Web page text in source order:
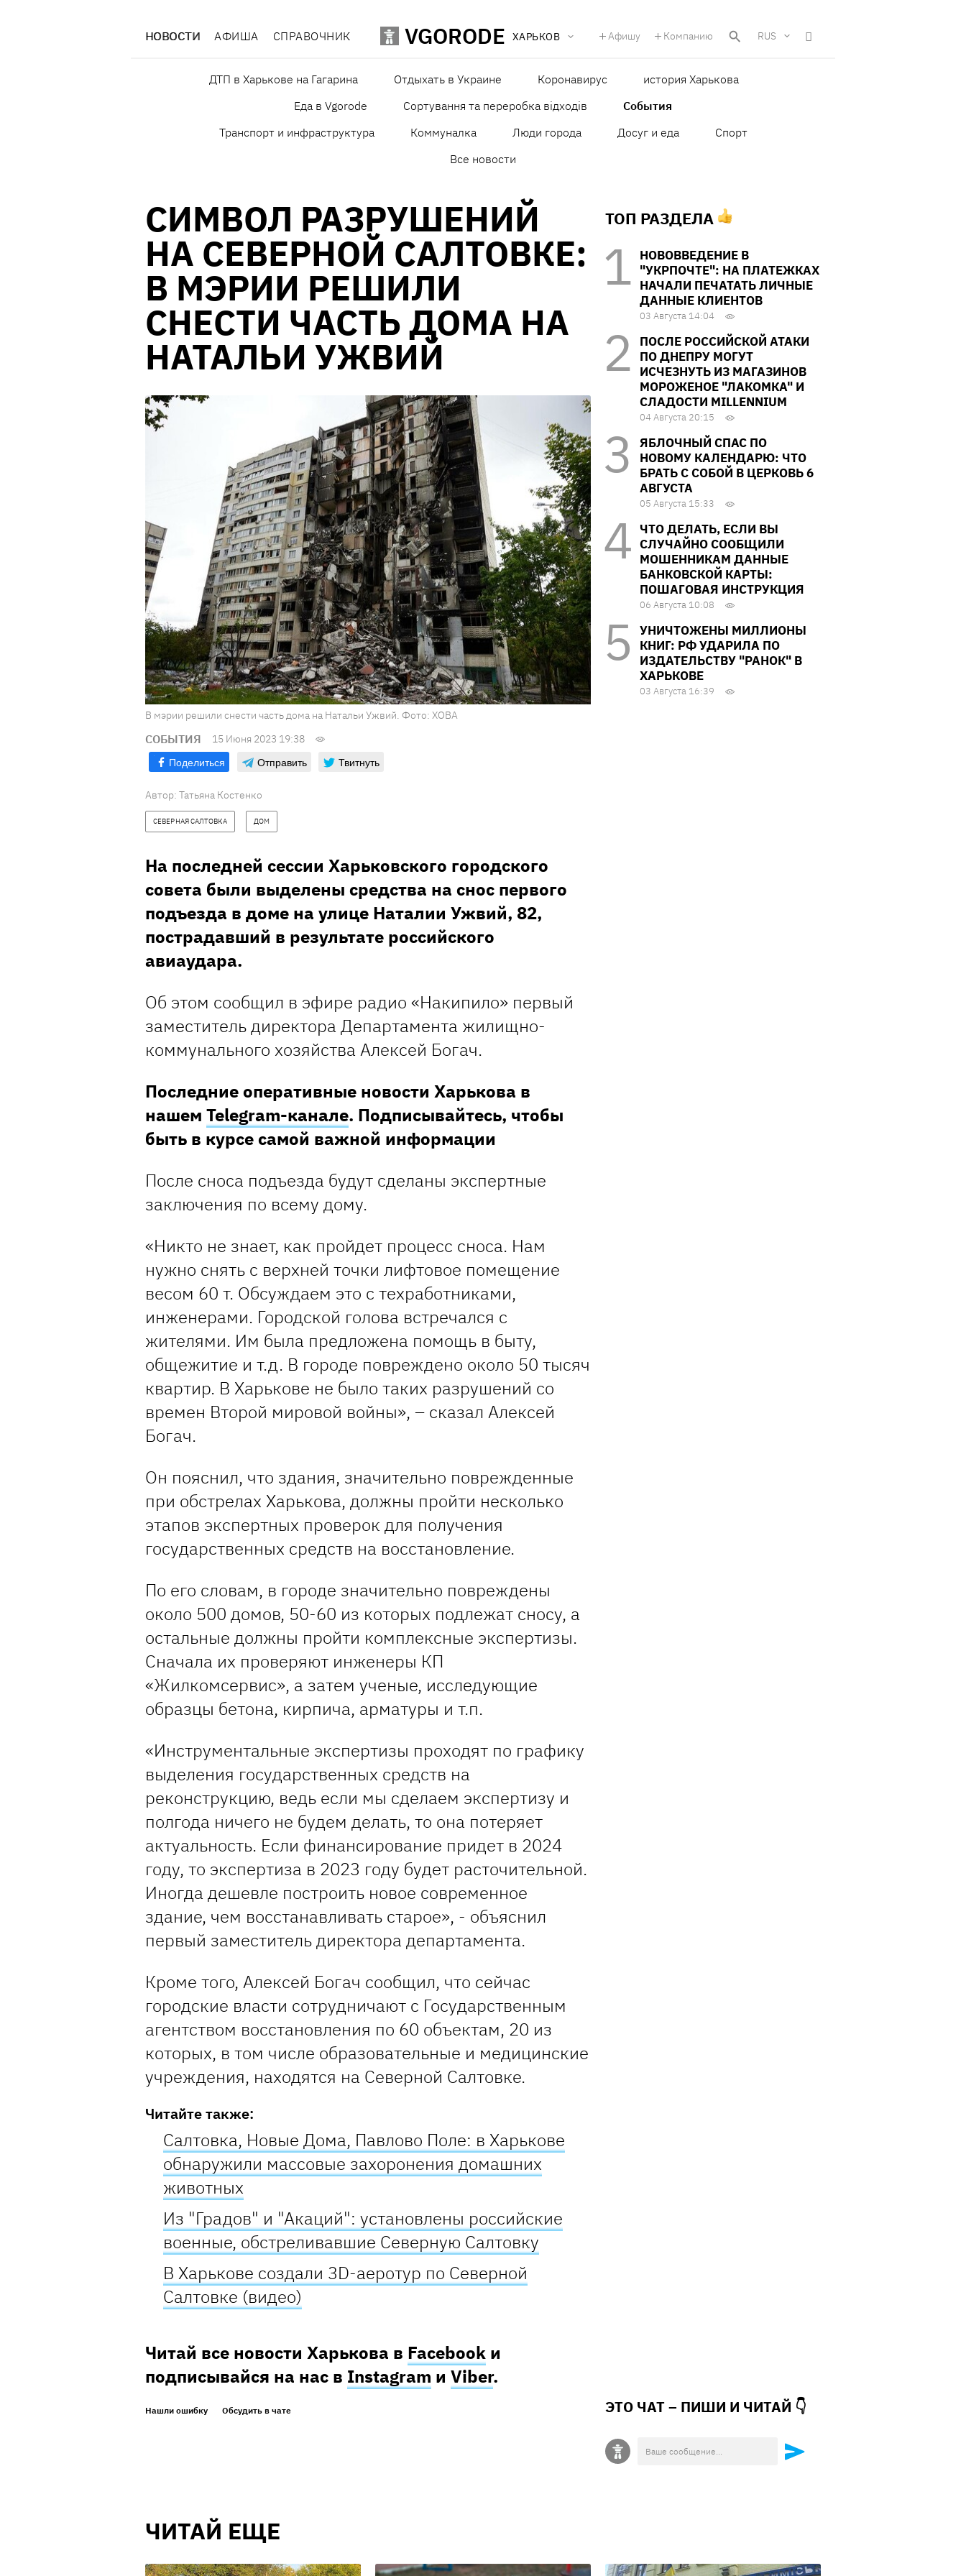
НОВОСТИ АФИША СПРАВОЧНИК VGORODE ХАРЬКОВ Афишу Компанию RUS
ДТП в Харькове на Гагарина Отдыхать в Украине Коронавирус
история Харькова
Еда в Vgorode
Сортування та переробка відходів
События
Транспорт и инфраструктура
Коммуналка Люди города Досуг и еда
Спорт
Все новости
СИМВОЛ РАЗРУШЕНИЙ
НА СЕВЕРНОЙ САЛТОВКЕ:
В МЭРИИ РЕШИЛИ
СНЕСТИ ЧАСТЬ ДОМА НА
НАТАЛЬИ УЖВИЙ
В мэрии решили снести часть дома на Натальи Ужвий. Фото: ХОВА
СОБЫТИЯ 15 Июня 2023 19:38
Поделиться Отправить Твитнуть
Автор: Татьяна Костенко
СЕВЕРНАЯ САЛТОВКА ДОМ
На последней сессии Харьковского городского
совета были выделены средства на снос первого
подъезда в доме на улице Наталии Ужвий, 82,
пострадавший в результате российского
авиаудара.
Об этом сообщил в эфире радио «Накипило» первый
заместитель директора Департамента жилищно-
коммунального хозяйства Алексей Богач.
Последние оперативные новости Харькова в
нашем Telegram-канале. Подписывайтесь, чтобы
быть в курсе самой важной информации
После сноса подъезда будут сделаны экспертные
заключения по всему дому.
«Никто не знает, как пройдет процесс сноса. Нам
нужно снять с верхней точки лифтовое помещение
весом 60 т. Обсуждаем это с техработниками,
инженерами. Городской голова встречался с
жителями. Им была предложена помощь в быту,
общежитие и т.д. В городе повреждено около 50 тысяч
квартир. В Харькове не было таких разрушений со
времен Второй мировой войны», – сказал Алексей
Богач.
Он пояснил, что здания, значительно поврежденные
при обстрелах Харькова, должны пройти несколько
этапов экспертных проверок для получения
государственных средств на восстановление.
По его словам, в городе значительно повреждены
около 500 домов, 50-60 из которых подлежат сносу, а
остальные должны пройти комплексные экспертизы.
Сначала их проверяют инженеры КП
«Жилкомсервис», а затем ученые, исследующие
образцы бетона, кирпича, арматуры и т.п.
«Инструментальные экспертизы проходят по графику
выделения государственных средств на
реконструкцию, ведь если мы сделаем экспертизу и
полгода ничего не будем делать, то она потеряет
актуальность. Если финансирование придет в 2024
году, то экспертиза в 2023 году будет расточительной.
Иногда дешевле построить новое современное
здание, чем восстанавливать старое», - объяснил
первый заместитель директора департамента.
Кроме того, Алексей Богач сообщил, что сейчас
городские власти сотрудничают с Государственным
агентством восстановления по 60 объектам, 20 из
которых, в том числе образовательные и медицинские
учреждения, находятся на Северной Салтовке.
Читайте также:
Салтовка, Новые Дома, Павлово Поле: в Харькове
обнаружили массовые захоронения домашних
животных
Из "Градов" и "Акаций": установлены российские
военные, обстреливавшие Северную Салтовку
В Харькове создали 3D-аеротур по Северной
Салтовке (видео)
Читай все новости Харькова в Facebook и
подписывайся на нас в Instagram и Viber.
Нашли ошибку Обсудить в чате
ТОП РАЗДЕЛА
НОВОВВЕДЕНИЕ В
"УКРПОЧТЕ": НА ПЛАТЕЖКАХ
НАЧАЛИ ПЕЧАТАТЬ ЛИЧНЫЕ
ДАННЫЕ КЛИЕНТОВ
03 Августа 14:04
ПОСЛЕ РОССИЙСКОЙ АТАКИ
ПО ДНЕПРУ МОГУТ
ИСЧЕЗНУТЬ ИЗ МАГАЗИНОВ
МОРОЖЕНОЕ "ЛАКОМКА" И
СЛАДОСТИ MILLENNIUM
04 Августа 20:15
ЯБЛОЧНЫЙ СПАС ПО
НОВОМУ КАЛЕНДАРЮ: ЧТО
БРАТЬ С СОБОЙ В ЦЕРКОВЬ 6
АВГУСТА
05 Августа 15:33
ЧТО ДЕЛАТЬ, ЕСЛИ ВЫ
СЛУЧАЙНО СООБЩИЛИ
МОШЕННИКАМ ДАННЫЕ
БАНКОВСКОЙ КАРТЫ:
ПОШАГОВАЯ ИНСТРУКЦИЯ
06 Августа 10:08
УНИЧТОЖЕНЫ МИЛЛИОНЫ
КНИГ: РФ УДАРИЛА ПО
ИЗДАТЕЛЬСТВУ "РАНОК" В
ХАРЬКОВЕ
03 Августа 16:39
ЭТО ЧАТ – ПИШИ И ЧИТАЙ 👇
ЧИТАЙ ЕЩЕ